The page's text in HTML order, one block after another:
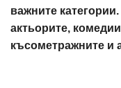
важните
актьорите,
късометражните